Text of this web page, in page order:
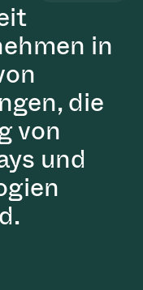
in
die
von
und